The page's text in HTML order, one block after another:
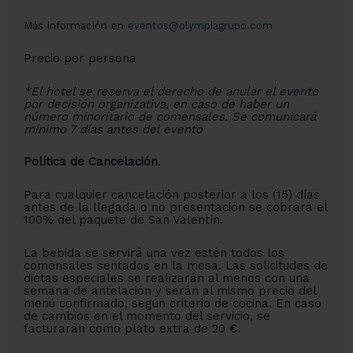
Más información en eventos@olympiagrupo.com
Precio por persona
*El hotel se reserva el derecho de anular el evento
por decisión organizativa, en caso de haber un
número minoritario de comensales. Se comunicará
mínimo 7 días antes del evento
Política de Cancelación.
Para cualquier cancelación posterior a los (15) días
antes de la llegada o no presentación se cobrará el
100% del paquete de San Valentín.
La bebida se servirá una vez estén todos los
comensales sentados en la mesa. Las solicitudes de
dietas especiales se realizarán al menos con una
semana de antelación y serán al mismo precio del
menú confirmado, según criterio de cocina. En caso
de cambios en el momento del servicio, se
facturarán como plato extra de 20 €.